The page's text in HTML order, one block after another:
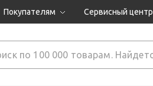
Покупателям
Как оформить заказ?
Сервисный центр